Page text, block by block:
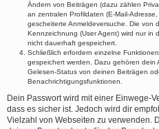
Ändern von Beiträgen (dazu zählen
an zentralen Profildaten (E-Mail-
gescheiterte Anmeldeversuche. Die von
Kennzeichnung (User Agent) wird nur in
nicht dauerhaft gespeichert.
Schließlich erfordern einzelne
gespeichert werden. Dazu gehören dein
Gelesen-Status von deinen Beiträgen
Benachrichtigungsfunktionen.
Dein Passwort wird mit einer Einwege-
dass es sicher ist. Jedoch wird dir
Vielzahl von Webseiten zu verwenden.